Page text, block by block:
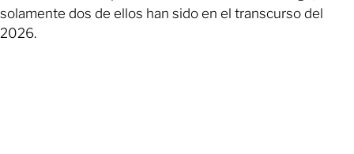
solamente dos de ellos han sido en el transcurso del
2026.